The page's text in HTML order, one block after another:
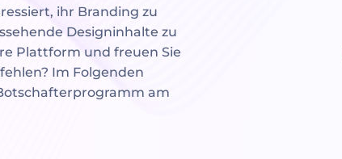
ihr Branding zu
Designinhalte zu
Plattform und freuen Sie
Im Folgenden
am